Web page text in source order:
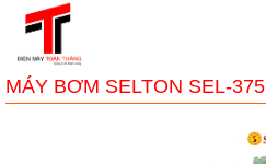
MÁY BƠM SELTON SEL-375